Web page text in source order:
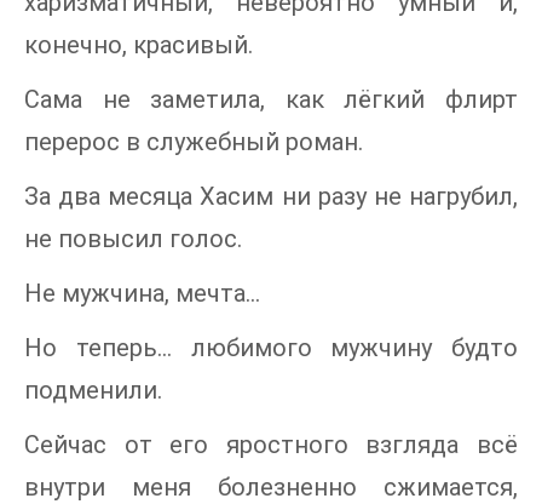
конечно, красивый.
Сама не заметила, как лёгкий флирт
перерос в служебный роман.
За два месяца Хасим ни разу не нагрубил,
не повысил голос.
Не мужчина, мечта…
Но теперь… любимого мужчину будто
подменили.
Сейчас от его яростного взгляда всё
внутри меня болезненно сжимается,